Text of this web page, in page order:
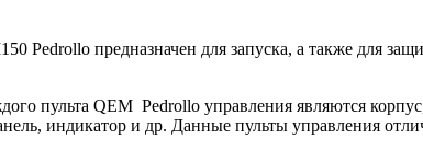
Pedrollo предназначен для запуска, а также для
пульта QEM Pedrollo управления являются
индикатор и др. Данные пульты управления